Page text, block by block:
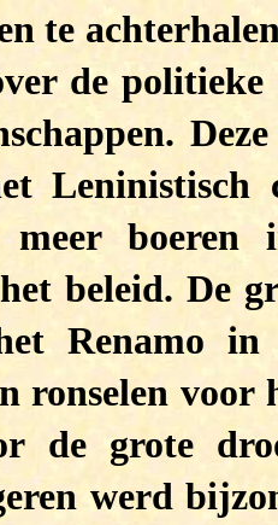
te
de politieke
Leninistisch
meer
beleid. De
Renamo
ronselen
de grote
werd